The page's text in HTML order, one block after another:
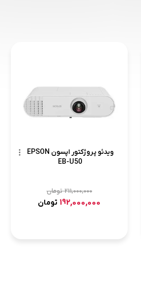
ویدئو پروژکتور اپسون EPSON
EB-U50
211,000,000تومان
192,000,000 تومان